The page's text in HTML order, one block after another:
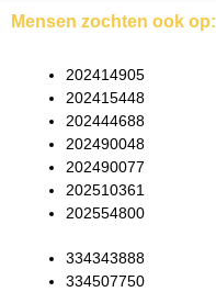
Mensen zochten ook op:
202414905
202415448
202444688
202490048
202490077
202510361
202554800
334343888
334507750